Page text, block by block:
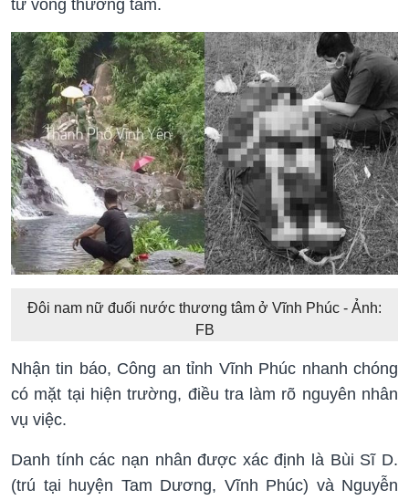
tử vong thương tâm.
Đôi nam nữ đuối nước thương tâm ở Vĩnh Phúc - Ảnh:
FB
Nhận tin báo, Công an tỉnh Vĩnh Phúc nhanh chóng
có mặt tại hiện trường, điều tra làm rõ nguyên nhân
vụ việc.
Danh tính các nạn nhân được xác định là Bùi Sĩ D.
(trú tại huyện Tam Dương, Vĩnh Phúc) và Nguyễn